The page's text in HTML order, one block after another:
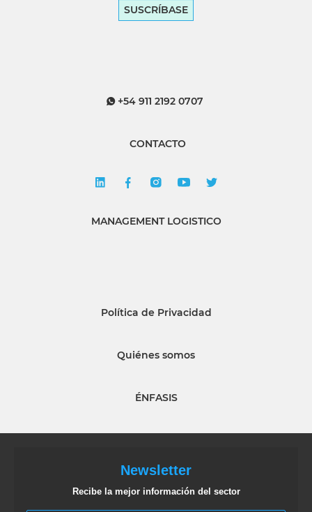
SUSCRÍBASE
+54 911 2192 0707
CONTACTO
MANAGEMENT LOGISTICO
Política de Privacidad
Quiénes somos
ÉNFASIS
Newsletter
Recibe la mejor información del sector